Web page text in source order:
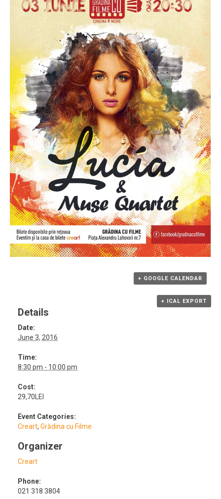
+ GOOGLE CALENDAR
+ ICAL EXPORT
Details
Date:
June 3, 2016
Time:
8:30 pm - 10:00 pm
Cost:
29,70LEI
Event Categories:
Creart,Grădina cu Filme
Organizer
Creart
Phone:
021 318 3804